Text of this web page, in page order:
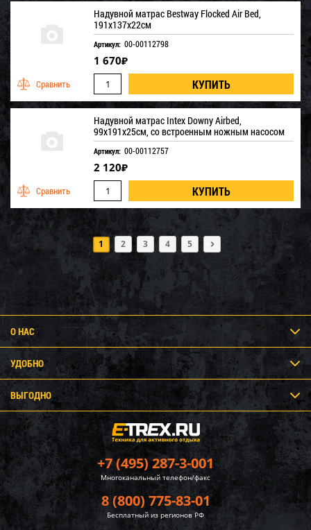
Надувной матрас Bestway Flocked Air Bed,
191х137х22см
Артикул: 00-00112798
1 670₽
Надувной матрас Intex Downy Airbed,
99х191х25см, со встроенным ножным насосом
Артикул: 00-00112757
2 120₽
1 2 3 4 5
+7 (495) 287-3-001
Многоканальный телефон/факс
8 (800) 775-83-01
Бесплатный из регионов РФ
О НАС
УДОБНО
ВЫГОДНО